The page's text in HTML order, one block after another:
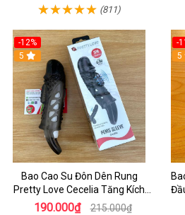
(811)
-12%
5
Bao Cao Su Đôn Dên Rung
Pretty Love Cecelia Tăng Kích
Thước, Có Rung Kích Thích
190.000₫ 215.000₫
-
5